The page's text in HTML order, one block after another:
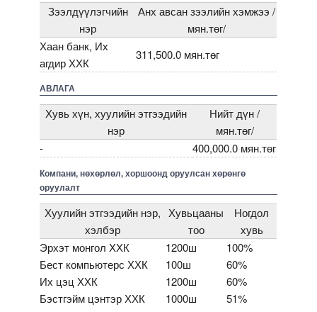
Зээлдүүлэгчийн
нэр
Анх авсан зээлийн хэмжээ /
мян.төг/
Хаан банк, Их
агдир ХХК
311,500.0 мян.төг
АВЛАГА
Хувь хүн, хуулийн этгээдийн
нэр
Нийт дүн /
мян.төг/
-
400,000.0 мян.төг
Компани, нөхөрлөл, хоршоонд оруулсан хөрөнгө
оруулалт
Хуулийн этгээдийн нэр,
хэлбэр
Хувьцааны
тоо
Ногдол
хувь
Эрхэт монгол ХХК
1200ш
100%
Бест компьютерс ХХК
100ш
60%
Их цэц ХХК
1200ш
60%
Бэстгэйм цэнтэр ХХК
1000ш
51%